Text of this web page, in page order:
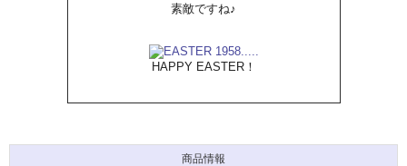
素敵ですね♪
HAPPY EASTER！
商品情報